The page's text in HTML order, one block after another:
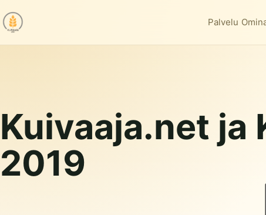
Palvelu
Kuivaaja.net ja
2019